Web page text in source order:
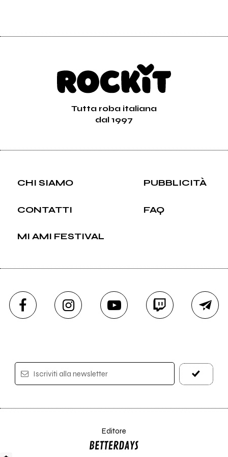
Tutta roba italiana
dal 1997
CHI SIAMO PUBBLICITÀ
CONTATTI FAQ
MI AMI FESTIVAL
Iscriviti alla newsletter
Editore